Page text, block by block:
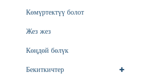
Көмүртектүү болот
Жез жез
Көңдөй бөлүк
Бекиткичтер